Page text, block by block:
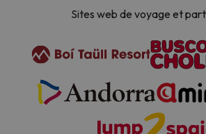
Sites web de voyage et